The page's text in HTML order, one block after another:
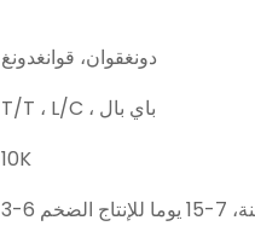
دونغقوان، قوانغدونغ
T/T ، L/C ، باي بال
10K
الضخم